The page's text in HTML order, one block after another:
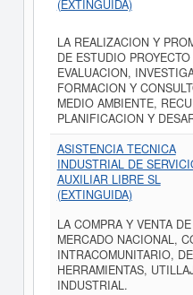
(EXTINGUIDA)
LA REALIZACION Y
DE ESTUDIO
EVALUACION,
FORMACION Y
MEDIO AMBIENTE,
PLANIFICACION Y
ASISTENCIA TECNICA
INDUSTRIAL DE
AUXILIAR LIBRE SL
(EXTINGUIDA)
LA COMPRA Y VENTA
MERCADO NACIONAL,
INTRACOMUNITARIO,
HERRAMIENTAS,
INDUSTRIAL.